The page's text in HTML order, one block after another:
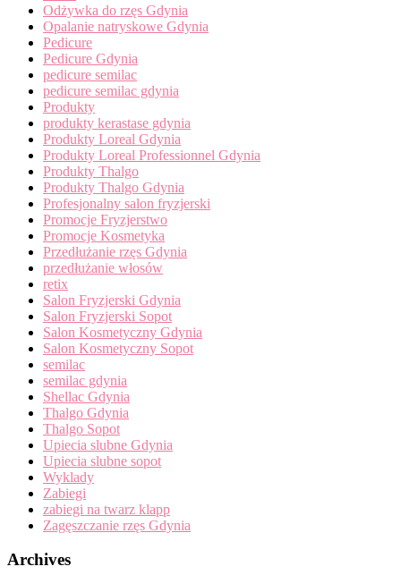
Odżywka do rzęs Gdynia
Opalanie natryskowe Gdynia
Pedicure
Pedicure Gdynia
pedicure semilac
pedicure semilac gdynia
Produkty
produkty kerastase gdynia
Produkty Loreal Gdynia
Produkty Loreal Professionnel Gdynia
Produkty Thalgo
Produkty Thalgo Gdynia
Profesjonalny salon fryzjerski
Promocje Fryzjerstwo
Promocje Kosmetyka
Przedłużanie rzęs Gdynia
przedłużanie włosów
retix
Salon Fryzjerski Gdynia
Salon Fryzjerski Sopot
Salon Kosmetyczny Gdynia
Salon Kosmetyczny Sopot
semilac
semilac gdynia
Shellac Gdynia
Thalgo Gdynia
Thalgo Sopot
Upiecia slubne Gdynia
Upiecia slubne sopot
Wyklady
Zabiegi
zabiegi na twarz klapp
Zagęszczanie rzęs Gdynia
Archives